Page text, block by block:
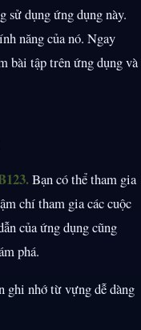
sử dụng ứng dụng này.
năng của nó. Ngay
bài tập trên ứng dụng và
Bạn có thể tham gia
chí tham gia các cuộc
của ứng dụng cũng
phá.
ghi nhớ từ vựng dễ dàng